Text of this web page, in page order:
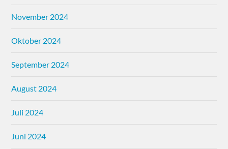
November 2024
Oktober 2024
September 2024
August 2024
Juli 2024
Juni 2024